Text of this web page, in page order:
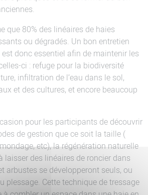
que 80% des linéaires de haies
ou dégradés. Un bon entretien
donc essentiel afin de maintenir les
ci : refuge pour la biodiversité
infiltration de l’eau dans le sol,
et des cultures, et encore beaucoup
pour les participants de découvrir
de gestion que ce soit la taille (
etc), la régénération naturelle
laisser des linéaires de roncier dans
arbustes se développeront seuls, ou
plessage. Cette technique de tressage